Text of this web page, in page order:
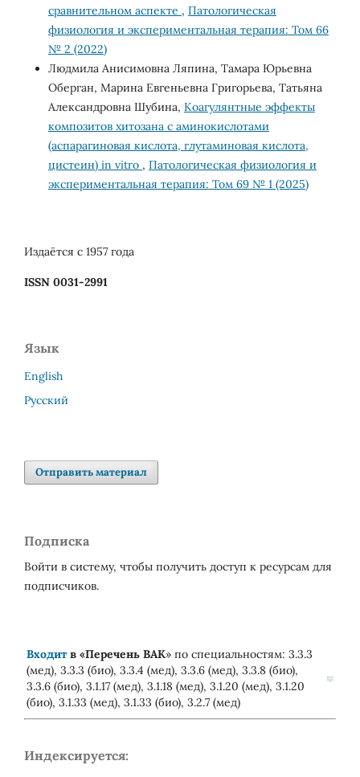
сравнительном аспекте , Патологическая
физиология и экспериментальная терапия: Том 66
№ 2 (2022)
Людмила Анисимовна Ляпина, Тамара Юрьевна
Оберган, Марина Евгеньевна Григорьева, Татьяна
Александровна Шубина, Коагулянтные эффекты
композитов хитозана с аминокислотами
(аспарагиновая кислота, глутаминовая кислота,
цистеин) in vitro , Патологическая физиология и
экспериментальная терапия: Том 69 № 1 (2025)
Издаётся с 1957 года
ISSN 0031-2991
Язык
English
Русский
Отправить материал
Подписка
Войти в систему, чтобы получить доступ к ресурсам для
подписчиков.
Входит в «Перечень ВАК» по специальностям: 3.3.3
(мед), 3.3.3 (био), 3.3.4 (мед), 3.3.6 (мед), 3.3.8 (био),
3.3.6 (био), 3.1.17 (мед), 3.1.18 (мед), 3.1.20 (мед), 3.1.20
(био), 3.1.33 (мед), 3.1.33 (био), 3.2.7 (мед)
Индексируется: